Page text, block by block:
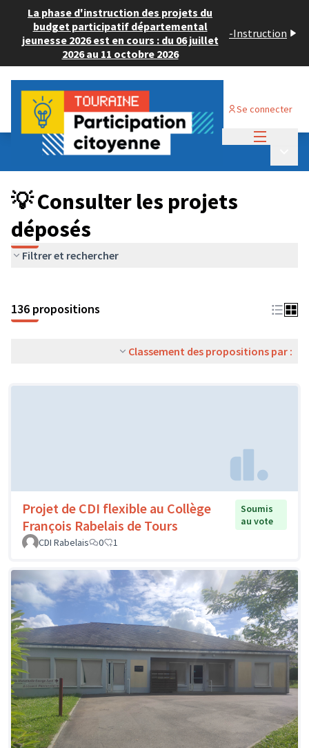
La phase d'instruction des projets du
budget participatif départemental
jeunesse 2026 est en cours : du 06 juillet
2026 au 11 octobre 2026
-Instruction
Se connecter
Budget Participatif JEUNESSE 2024
💡 Consulter les projets déposés
💡 Consulter les projets
déposés
Filtrer et rechercher
136 propositions
Classement des propositions par :
Projet de CDI flexible au Collège
François Rabelais de Tours
Soumis
au vote
CDI Rabelais
0 1